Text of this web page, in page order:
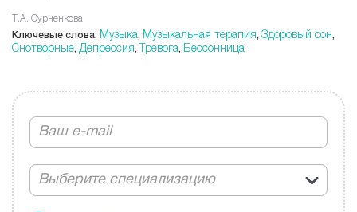
Т.А. Сурненкова
Ключевые слова: Музыка, Музыкальная терапия, Здоровый сон,
Снотворные, Депрессия, Тревога, Бессонница
Выберите специализацию